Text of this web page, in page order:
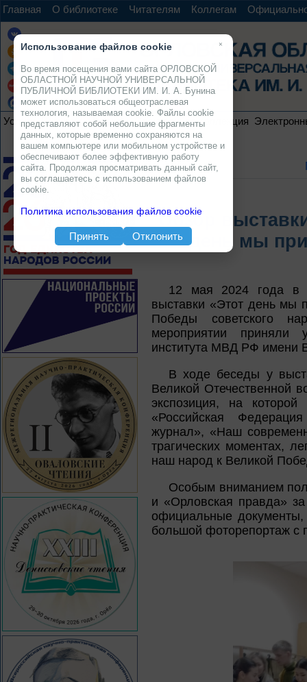
Главная О библиотеке Читателям Коллегам
Услуги Ресурсы Проекты Электронная коллекция
Обзор
день мы
12 мая 2024 года в
выставки «Этот день мы
Победы советского
мероприятии приняли
института МВД РФ имени
В ходе беседы у
Великой Отечественной
экспозиция, на
«Российская
журнал», «Наш
трагических моментах,
наш народ к Великой
Особым вниманием
и «Орловская правда»
официальные
большой фоторепортаж с
×
Использование файлов cookie
Во время посещения вами сайта ОРЛОВСКОЙ
ОБЛАСТНОЙ НАУЧНОЙ УНИВЕРСАЛЬНОЙ
ПУБЛИЧНОЙ БИБЛИОТЕКИ ИМ. И. А. Бунина
может использоваться общеотраслевая
технология, называемая cookie. Файлы cookie
представляют собой небольшие фрагменты
данных, которые временно сохраняются на
вашем компьютере или мобильном устройстве и
обеспечивают более эффективную работу
сайта. Продолжая просматривать данный сайт,
вы соглашаетесь с использованием файлов
cookie.
Политика использования файлов cookie
Принять Отклонить